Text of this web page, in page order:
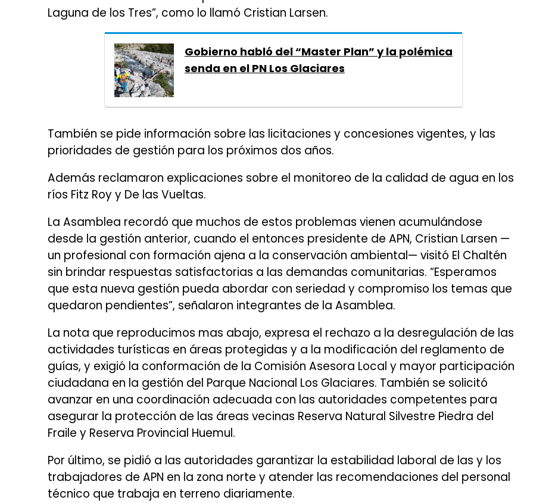
Laguna de los Tres”, como lo llamó Cristian Larsen.
Gobierno habló del “Master Plan” y la polémica
senda en el PN Los Glaciares
También se pide información sobre las licitaciones y concesiones vigentes, y las
prioridades de gestión para los próximos dos años.
Además reclamaron explicaciones sobre el monitoreo de la calidad de agua en los
ríos Fitz Roy y De las Vueltas.
La Asamblea recordó que muchos de estos problemas vienen acumulándose
desde la gestión anterior, cuando el entonces presidente de APN, Cristian Larsen —
un profesional con formación ajena a la conservación ambiental— visitó El Chaltén
sin brindar respuestas satisfactorias a las demandas comunitarias. “Esperamos
que esta nueva gestión pueda abordar con seriedad y compromiso los temas que
quedaron pendientes”, señalaron integrantes de la Asamblea.
La nota que reproducimos mas abajo, expresa el rechazo a la desregulación de las
actividades turísticas en áreas protegidas y a la modificación del reglamento de
guías, y exigió la conformación de la Comisión Asesora Local y mayor participación
ciudadana en la gestión del Parque Nacional Los Glaciares. También se solicitó
avanzar en una coordinación adecuada con las autoridades competentes para
asegurar la protección de las áreas vecinas Reserva Natural Silvestre Piedra del
Fraile y Reserva Provincial Huemul.
Por último, se pidió a las autoridades garantizar la estabilidad laboral de las y los
trabajadores de APN en la zona norte y atender las recomendaciones del personal
técnico que trabaja en terreno diariamente.